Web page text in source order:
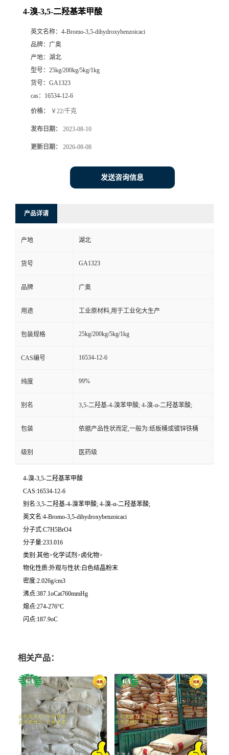
4-溴-3,5-二羟基苯甲酸
英文名称： 4-Bromo-3,5-dihydroxybenzoicaci
品牌： 广奥
产地： 湖北
型号： 25kg/200kg/5kg/1kg
货号： GA1323
cas： 16534-12-6
价格： ￥22/千克
发布日期： 2023-08-10
更新日期： 2026-08-08
发送咨询信息
产品详请
产地 湖北
货号 GA1323
品牌 广奥
用途 工业原材料,用于工业化大生产
包装规格 25kg/200kg/5kg/1kg
CAS编号 16534-12-6
纯度 99%
别名 3,5-二羟基-4-溴苯甲酸; 4-溴-α-二羟基苯酸;
包装 依据产品性状而定,一般为:纸板桶或镀锌铁桶
级别 医药级
4-溴-3,5-二羟基苯甲酸
CAS:16534-12-6
别名:3,5-二羟基-4-溴苯甲酸; 4-溴-α-二羟基苯酸;
英文名:4-Bromo-3,5-dihydroxybenzoicaci
分子式:C7H5BrO4
分子量:233.016
类别:其他>化学试剂>卤化物>
物化性质:外观与性状:白色结晶粉末
密度:2.026g/cm3
沸点:387.1oCat760mmHg
熔点:274-276°C
闪点:187.9oC
相关产品：